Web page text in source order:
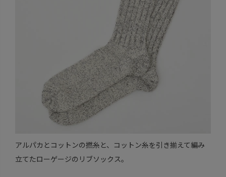
アルパカとコットンの撚糸と、コットン糸を引き揃えて編み
立てたローゲージのリブソックス。